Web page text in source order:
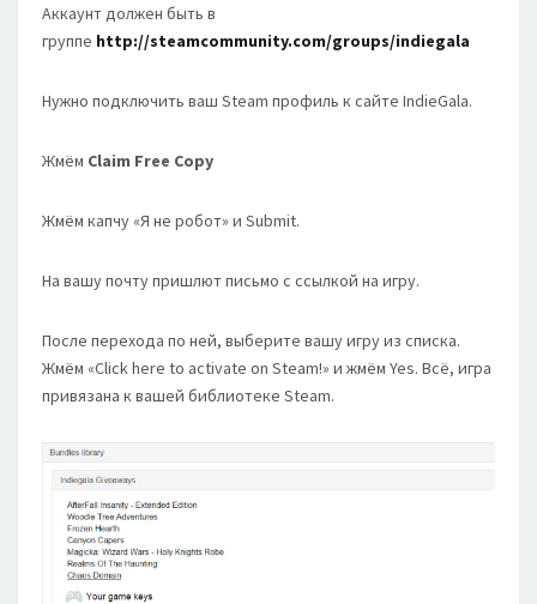
Аккаунт должен быть в
группе http://steamcommunity.com/groups/indiegala
Нужно подключить ваш Steam профиль к сайте IndieGala.
Жмём Claim Free Copy
Жмём капчу «Я не робот» и Submit.
На вашу почту пришлют письмо с ссылкой на игру.
После перехода по ней, выберите вашу игру из списка.
Жмём «Click here to activate on Steam!» и жмём Yes. Всё, игра
привязана к вашей библиотеке Steam.